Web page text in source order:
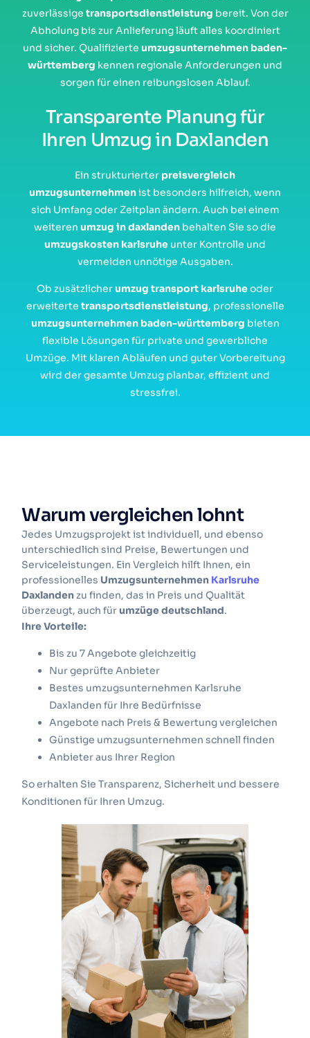
zuverlässige transportsdienstleistung bereit. Von der
Abholung bis zur Anlieferung läuft alles koordiniert
und sicher. Qualifizierte umzugsunternehmen baden-
württemberg kennen regionale Anforderungen und
sorgen für einen reibungslosen Ablauf.
Transparente Planung für
Ihren Umzug in Daxlanden
Ein strukturierter preisvergleich
umzugsunternehmenist besonders hilfreich, wenn
sich Umfang oder Zeitplan ändern. Auch bei einem
weiteren umzug in daxlanden behalten Sie so die
umzugskosten karlsruhe unter Kontrolle und
vermeiden unnötige Ausgaben.
Ob zusätzlicherumzug transport karlsruheoder
erweiterte transportsdienstleistung, professionelle
umzugsunternehmen baden-württemberg bieten
flexible Lösungen für private und gewerbliche
Umzüge. Mit klaren Abläufen und guter Vorbereitung
wird der gesamte Umzug planbar, effizient und
stressfrei.
Warum vergleichen lohnt
Jedes Umzugsprojekt ist individuell, und ebenso
unterschiedlich sind Preise, Bewertungen und
Serviceleistungen. Ein Vergleich hilft Ihnen, ein
professionelles Umzugsunternehmen Karlsruhe
Daxlandenzu finden, das in Preis und Qualität
überzeugt, auch fürumzüge deutschland.
Ihre Vorteile:
Bis zu 7 Angebote gleichzeitig
Nur geprüfte Anbieter
Bestes umzugsunternehmen Karlsruhe
Daxlanden für Ihre Bedürfnisse
Angebote nach Preis & Bewertung vergleichen
Günstige umzugsunternehmen schnell finden
Anbieter aus Ihrer Region
So erhalten Sie Transparenz, Sicherheit und bessere
Konditionen für Ihren Umzug.